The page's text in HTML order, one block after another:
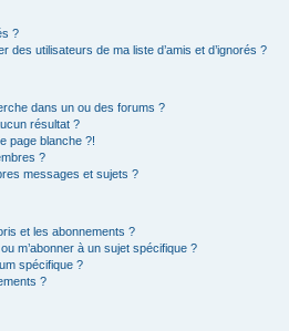
?
des utilisateurs de ma liste d’amis et d’ignorés ?
dans un ou des forums ?
résultat ?
page blanche ?!
?
messages et sujets ?
et les abonnements ?
m’abonner à un sujet spécifique ?
spécifique ?
?